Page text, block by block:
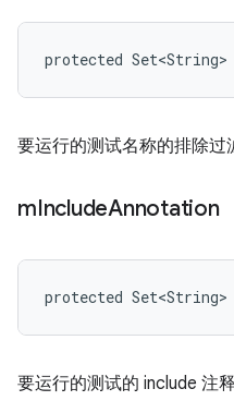
protected
要运行的测试名称的排除过
mIncludeAnnotation
protected Set<String>
要运行的测试的 include 注释